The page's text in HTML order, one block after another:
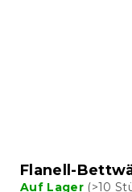
Flanell-
Auf Lager (>10